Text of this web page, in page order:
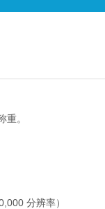
。
分辨率）